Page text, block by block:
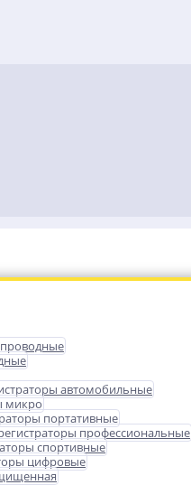
автомобильные
микро
портативные
профессиональные
спортивные
цифровые